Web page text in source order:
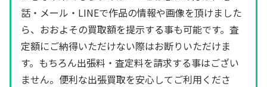
話・メール・LINEで作品の情報や画像を頂けました
ら、おおよその買取額を提示する事も可能です。査
定額にご納得いただけない際はお断りいただけま
す。もちろん出張料・査定料を請求する事はござい
ません。便利な出張買取を安心してご利用くださ